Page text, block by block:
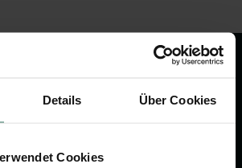
Details Über Cookies
Cookies
Bestattung &